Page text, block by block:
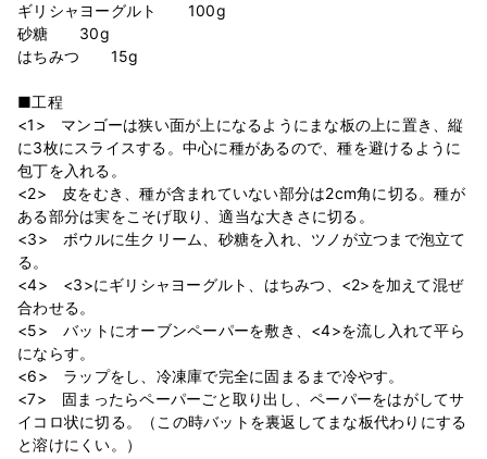
ギリシャヨーグルト 100g
砂糖 30g
はちみつ 15g
■工程
<1> マンゴーは狭い面が上になるようにまな板の上に置き、縦
に3枚にスライスする。中心に種があるので、種を避けるように
包丁を入れる。
<2> 皮をむき、種が含まれていない部分は2cm角に切る。種が
ある部分は実をこそげ取り、適当な大きさに切る。
<3> ボウルに生クリーム、砂糖を入れ、ツノが立つまで泡立て
る。
<4> <3>にギリシャヨーグルト、はちみつ、<2>を加えて混ぜ
合わせる。
<5> バットにオーブンペーパーを敷き、<4>を流し入れて平ら
にならす。
<6> ラップをし、冷凍庫で完全に固まるまで冷やす。
<7> 固まったらペーパーごと取り出し、ペーパーをはがしてサ
イコロ状に切る。（この時バットを裏返してまな板代わりにする
と溶けにくい。）